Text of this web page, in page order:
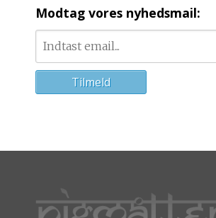
Modtag vores nyhedsmail: